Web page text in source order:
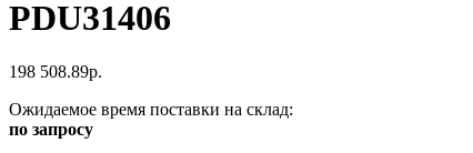
PDU31406
198 508.89р.
Ожидаемое время поставки на склад:
по запросу